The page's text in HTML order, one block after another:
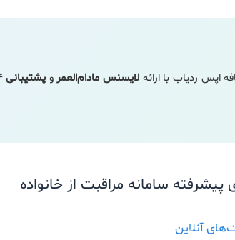
اپس ردیاب با ارائه لایسنس مادام‌العمرو پشتیبانی ۲۴ ساعته
سامانه مراقبت از خانواده